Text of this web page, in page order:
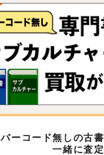
バーコード無しの古
一緒に査